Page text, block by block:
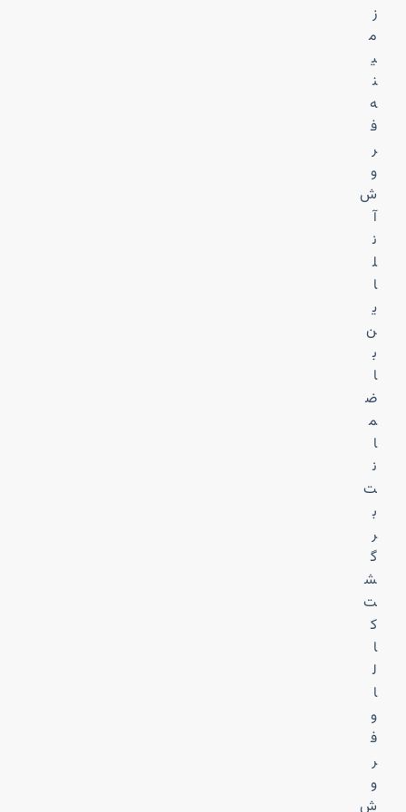
ز
م
ی
ن
ه
ف
ر
و
ش
آ
ن
ل
ا
ی
ن
ب
ا
ض
م
ا
ن
ت
ب
ر
گ
ش
ت
ک
ا
ل
ا
و
ف
ر
و
ش